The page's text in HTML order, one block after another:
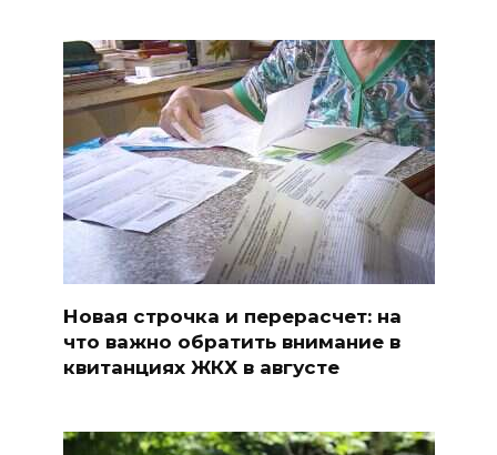
Новая строчка и перерасчет: на
что важно обратить внимание в
квитанциях ЖКХ в августе